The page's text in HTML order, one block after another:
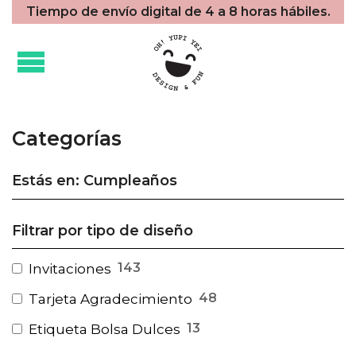
Tiempo de envío digital de 4 a 8 horas hábiles.
Categorías
Estás en: Cumpleaños
Filtrar por tipo de diseño
Invitaciones 143
Tarjeta Agradecimiento 48
Etiqueta Bolsa Dulces 13